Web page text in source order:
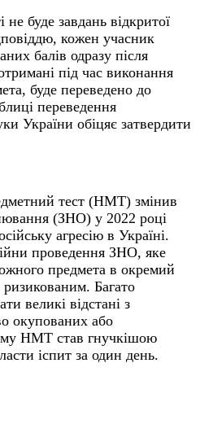
буде завдань відкритої
кожен учасник
балів одразу після
під час виконання
буде переведено до
переведення
України обіцяє затвердити
тест (НМТ) змінив
(ЗНО) у 2022 році
агресію в Україні.
проведення ЗНО, яке
предмета в окремий
Багато
великі відстані з
окупованих або
НМТ став гнучкішою
іспит за один день.